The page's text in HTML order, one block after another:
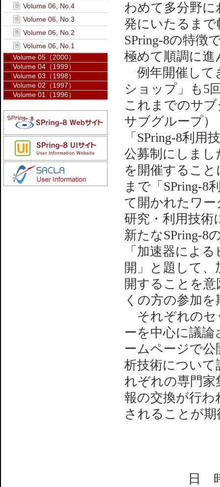
わめて多分野
発にいたるま
SPring-8の特徴
極めて順調に
例年開催して
ショップ」も5
これまでのサ
サブグループ
「SPring-8利
公募制にしまし
を開催するこ
まで「SPring-8
て開かれたワー
研究・利用技術
新たなSPring-8
「加速器によ
開」と題して
開することを
くの方の参加
それぞれのセ
ーを中心に議
ームページで
析技術につい
れぞれの専門家
報の交換が行わ
されることが
日 時：
Volume 06, No.4
Volume 06, No.3
Volume 06, No.2
Volume 06, No.1
Volume 05（2000）
Volume 04（1999）
Volume 03（1998）
Volume 02（1997）
Volume 01（1996）